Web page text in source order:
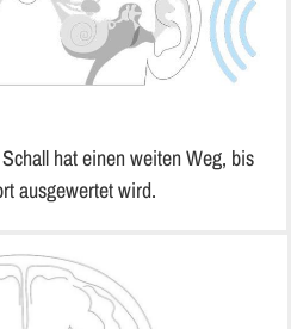
hat einen wei­ten Weg, bis
aus­ge­wer­tet wird.